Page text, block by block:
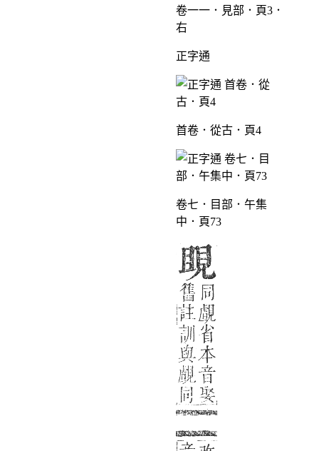
卷一一．見部．頁3．
右
正字通
首卷．從古．頁4
卷七．目部．午集
中．頁73